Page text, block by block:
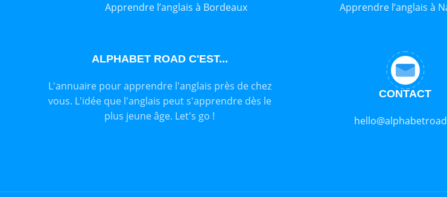
Apprendre l’anglais à Bordeaux Apprendre l’anglais à
ALPHABET ROAD C'EST...
L'annuaire pour apprendre l'anglais près de chez
vous. L'idée que l'anglais peut s'apprendre dès le
plus jeune âge. Let's go !
CONTACT